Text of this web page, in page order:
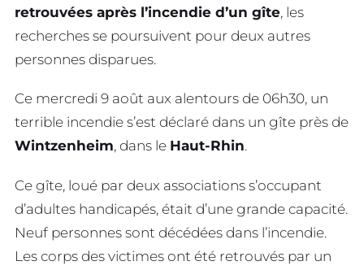
retrouvées après l’incendie d’un gîte, les
recherches se poursuivent pour deux autres
personnes disparues.
Ce mercredi 9 août aux alentours de 06h30, un
terrible incendie s’est déclaré dans un gîte près de
Wintzenheim, dans le Haut-Rhin.
Ce gîte, loué par deux associations s’occupant
d’adultes handicapés, était d’une grande capacité.
Neuf personnes sont décédées dans l’incendie.
Les corps des victimes ont été retrouvés par un